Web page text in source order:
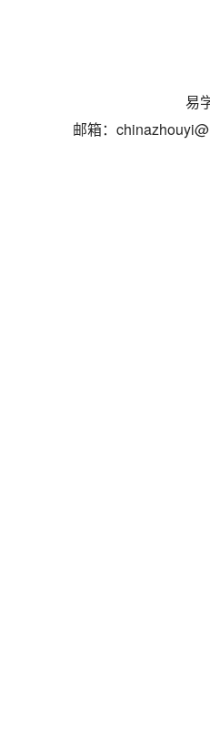
易
邮箱：